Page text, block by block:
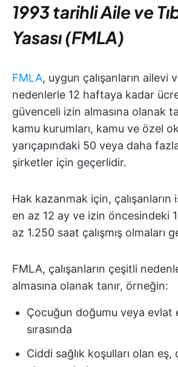
1993 tarihli Aile ve
Yasası (FMLA)
FMLA, uygun çalışanların ailevi
nedenlerle 12 haftaya kadar
güvenceli izin almasına olanak
kamu kurumları, kamu ve özel
yarıçapındaki 50 veya daha
şirketler için geçerlidir.
Hak kazanmak için, çalışanların
en az 12 ay ve izin öncesindeki
az 1.250 saat çalışmış olmaları
FMLA, çalışanların çeşitli
almasına olanak tanır, örneğin:
Çocuğun doğumu veya evlat
sırasında
Ciddi sağlık koşulları olan